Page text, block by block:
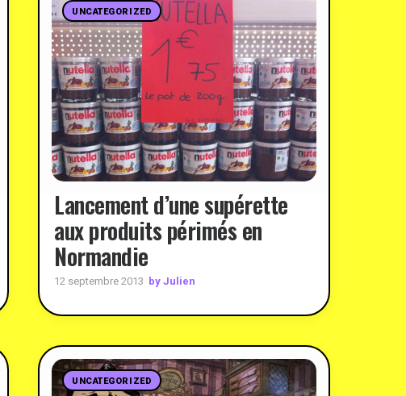
UNCATEGORIZED
Lancement d’une supérette
aux produits périmés en
Normandie
12 septembre 2013 by Julien
UNCATEGORIZED